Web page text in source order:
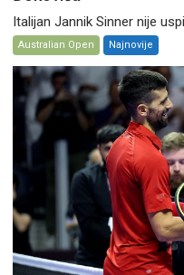
Italijan Jannik Sinner nije
Australian Open Najnovije